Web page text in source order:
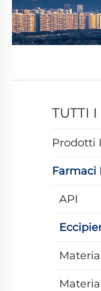
TUTTI
Prodotti
Farmaci
API